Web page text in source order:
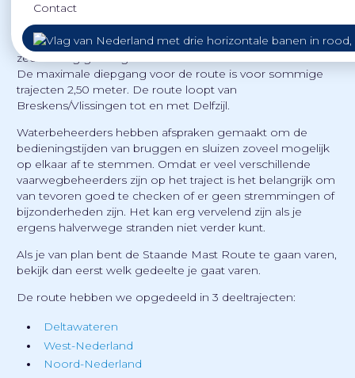
Contact
Zo vermijd je een route over de Noordzee. Dit is dus erg
handig als je schip, uitrusting en/of bemanning niet
zeewaardig genoeg is voor de route over de Noordzee.
De maximale diepgang voor de route is voor sommige
trajecten 2,50 meter. De route loopt van
Breskens/Vlissingen tot en met Delfzijl.
Waterbeheerders hebben afspraken gemaakt om de
bedieningstijden van bruggen en sluizen zoveel mogelijk
op elkaar af te stemmen. Omdat er veel verschillende
vaarwegbeheerders zijn op het traject is het belangrijk om
van tevoren goed te checken of er geen stremmingen of
bijzonderheden zijn. Het kan erg vervelend zijn als je
ergens halverwege stranden niet verder kunt.
Als je van plan bent de Staande Mast Route te gaan varen,
bekijk dan eerst welk gedeelte je gaat varen.
De route hebben we opgedeeld in 3 deeltrajecten:
Deltawateren
West-Nederland
Noord-Nederland